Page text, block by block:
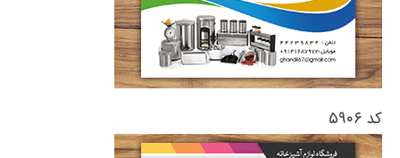
کد ۵۹۰۶